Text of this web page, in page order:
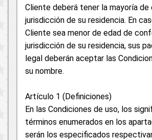
Cliente deberá tener la mayoría de
jurisdicción de su residencia. En
Cliente sea menor de edad de
jurisdicción de su residencia, sus
legal deberán aceptar las
su nombre.
Artículo 1 (Definiciones)
En las Condiciones de uso, los
términos enumerados en los
serán los especificados